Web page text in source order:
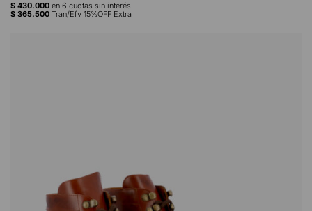
$ 430.000 en 6 cuotas sin interés
$ 365.500 Tran/Efv 15%OFF Extra